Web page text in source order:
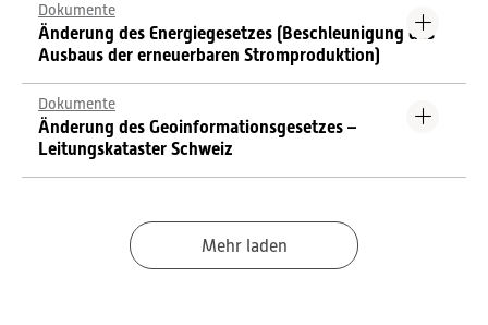
Dokumente
Änderung des Energiegesetzes (Beschleunigung des
Ausbaus der erneuerbaren Stromproduktion)
Dokumente
Änderung des Geoinformationsgesetzes –
Leitungskataster Schweiz
Mehr laden